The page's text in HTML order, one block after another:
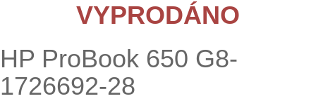
VYPRODÁNO
HP ProBook 650 G8-
1726692-28